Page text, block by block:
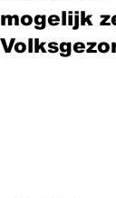
mogelijk